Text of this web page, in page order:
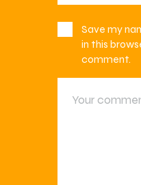
Save my
in this
comment.